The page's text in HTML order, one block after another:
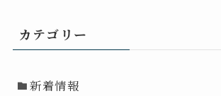
イ
ブ
カテゴリー
新着情報